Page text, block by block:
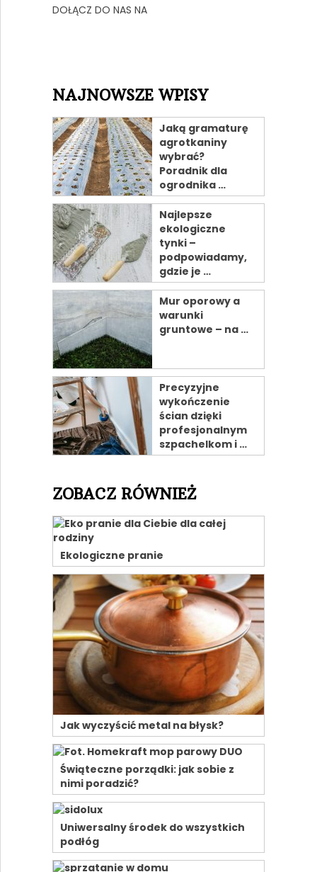
DOŁĄCZ DO NAS NA
NAJNOWSZE WPISY
Jaką gramaturę
agrotkaniny
wybrać?
Poradnik dla
ogrodnika …
Najlepsze
ekologiczne
tynki –
podpowiadamy,
gdzie je …
Mur oporowy a
warunki
gruntowe – na …
Precyzyjne
wykończenie
ścian dzięki
profesjonalnym
szpachelkom i …
ZOBACZ RÓWNIEŻ
Ekologiczne pranie
Jak wyczyścić metal na błysk?
Świąteczne porządki: jak sobie z
nimi poradzić?
Uniwersalny środek do wszystkich
podłóg